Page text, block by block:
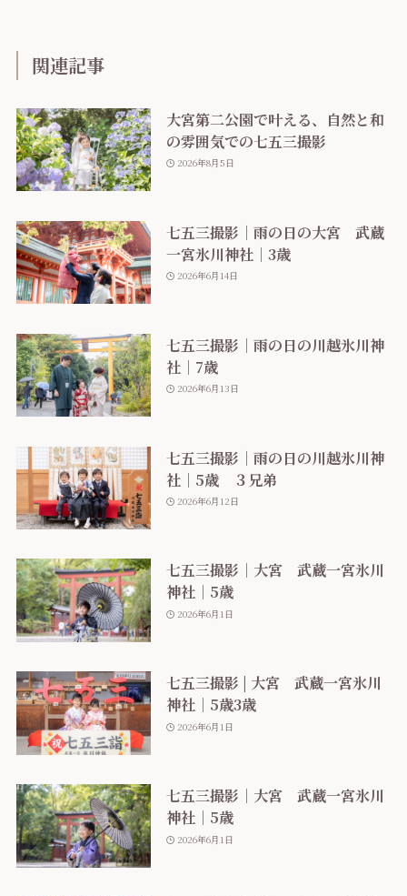
関連記事
大宮第二公園で叶える、自然と和
の雰囲気での七五三撮影
2026年8月5日
七五三撮影｜雨の日の大宮 武蔵
一宮氷川神社｜3歳
2026年6月14日
七五三撮影｜雨の日の川越氷川神
社｜7歳
2026年6月13日
七五三撮影｜雨の日の川越氷川神
社｜5歳 ３兄弟
2026年6月12日
七五三撮影｜大宮 武蔵一宮氷川
神社｜5歳
2026年6月1日
七五三撮影 | 大宮 武蔵一宮氷川
神社｜5歳3歳
2026年6月1日
七五三撮影｜大宮 武蔵一宮氷川
神社｜5歳
2026年6月1日